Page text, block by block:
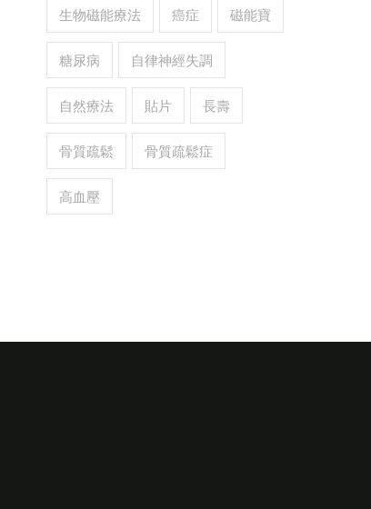
生物磁能療法 癌症 磁能寶
糖尿病 自律神經失調
自然療法 貼片 長壽
骨質疏鬆 骨質疏鬆症
高血壓